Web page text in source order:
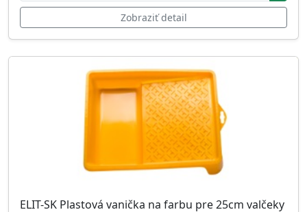
Zobraziť detail
ELIT-SK Plastová vanička na farbu pre 25cm valčeky